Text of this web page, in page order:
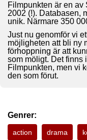
Filmpunkten är en av
2002 (!). Databasen,
unik. Närmare 350
Just nu genomför vi
möjligheten att bli ny
förhoppning är att
som möligt. Det finns
Filmpunkten, men vi
den som förut.
Genrer:
action drama